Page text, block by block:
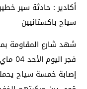
أكادير : حادثة سير
سياح باكستانيين
شهد شارع المقاومة
فجر
إصابة خمسة سياح